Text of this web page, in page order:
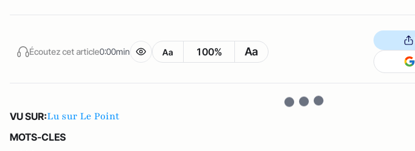
Écoutez cet article0:00min Aa 100% Aa
VU SUR:Lu sur Le Point
MOTS-CLES